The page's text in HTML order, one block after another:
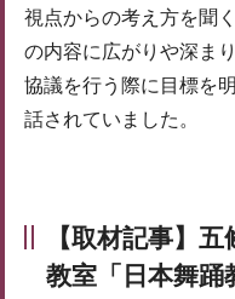
視点からの考え方を聞
の内容に広がりや深ま
協議を行う際に目標を
話されていました。
【取材記事】
教室「日本舞踊